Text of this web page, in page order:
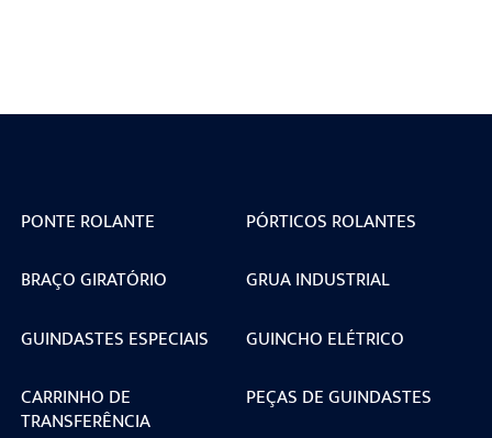
PONTE ROLANTE
PÓRTICOS ROLANTES
BRAÇO GIRATÓRIO
GRUA INDUSTRIAL
GUINDASTES ESPECIAIS
GUINCHO ELÉTRICO
CARRINHO DE
TRANSFERÊNCIA
PEÇAS DE GUINDASTES